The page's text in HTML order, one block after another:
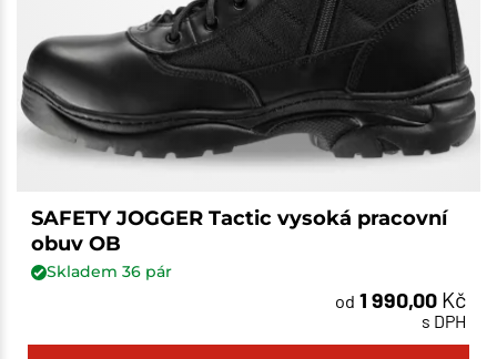
SAFETY JOGGER Tactic vysoká pracovní
obuv OB
Skladem 36pár
od 1 990,00 Kč
s DPH